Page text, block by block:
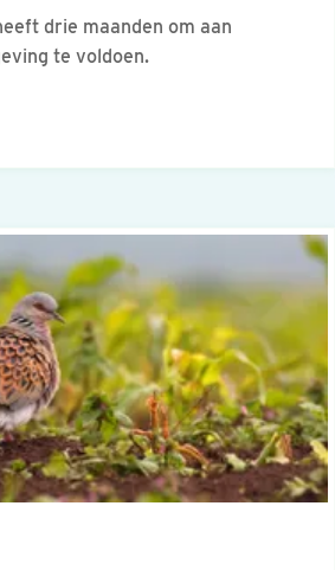
drie maanden om aan
te voldoen.